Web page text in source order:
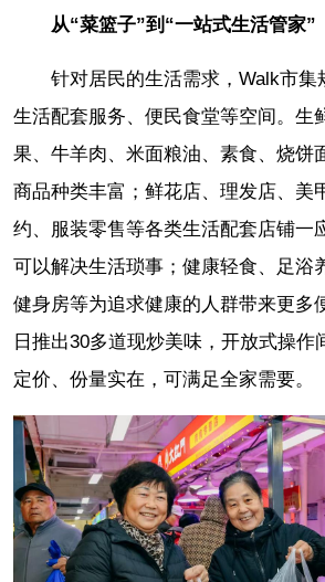
从“菜篮子”到“一站式生活管家”
针对居民的生活需求，Walk市集
生活配套服务、便民食堂等空间。生
果、牛羊肉、米面粮油、素食、烧饼
商品种类丰富；鲜花店、理发店、美
约、服装零售等各类生活配套店铺一
可以解决生活琐事；健康轻食、足浴
健身房等为追求健康的人群带来更多
日推出30多道现炒美味，开放式操作
定价、份量实在，可满足全家需要。